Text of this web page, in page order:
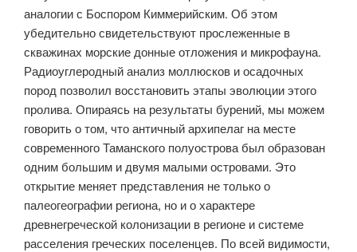
аналогии с Боспором Киммерийским. Об этом
убедительно свидетельствуют прослеженные в
скважинах морские донные отложения и микрофауна.
Радиоуглеродный анализ моллюсков и осадочных
пород позволил восстановить этапы эволюции этого
пролива. Опираясь на результаты бурений, мы можем
говорить о том, что античный архипелаг на месте
современного Таманского полуострова был образован
одним большим и двумя малыми островами. Это
открытие меняет представления не только о
палеогеографии региона, но и о характере
древнегреческой колонизации в регионе и системе
расселения греческих поселенцев. По всей видимости,